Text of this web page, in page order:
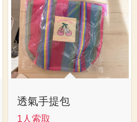
透氣手提包
1人索取